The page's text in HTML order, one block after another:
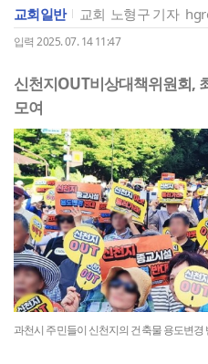
교회일반 교회 노형구 기자
입력 2025. 07. 14 11:47
신천지OUT비상대책위원회,
모여
과천시 주민들이 신천지의 건축물 용도변